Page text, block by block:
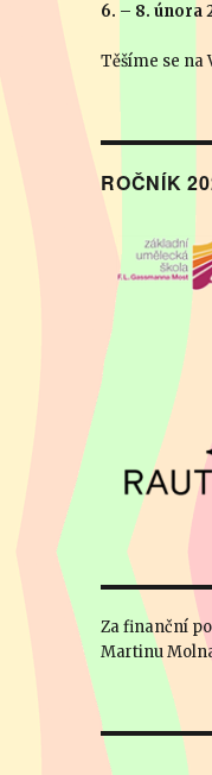
6. – 8. února
Těšíme se na
ROČNÍK
Za finanční
Martinu